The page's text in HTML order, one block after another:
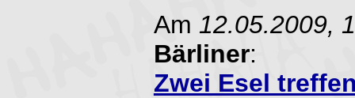
Am 12.05.2009,
Bärliner:
Zwei Esel